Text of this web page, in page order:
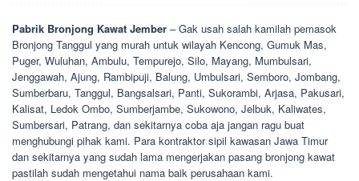
Pabrik Bronjong Kawat Jember – Gak usah salah kamilah pemasok
Bronjong Tanggul yang murah untuk wilayah Kencong, Gumuk Mas,
Puger, Wuluhan, Ambulu, Tempurejo, Silo, Mayang, Mumbulsari,
Jenggawah, Ajung, Rambipuji, Balung, Umbulsari, Semboro, Jombang,
Sumberbaru, Tanggul, Bangsalsari, Panti, Sukorambi, Arjasa, Pakusari,
Kalisat, Ledok Ombo, Sumberjambe, Sukowono, Jelbuk, Kaliwates,
Sumbersari, Patrang, dan sekitarnya coba aja jangan ragu buat
menghubungi pihak kami. Para kontraktor sipil kawasan Jawa Timur
dan sekitarnya yang sudah lama mengerjakan pasang bronjong kawat
pastilah sudah mengetahui nama baik perusahaan kami.